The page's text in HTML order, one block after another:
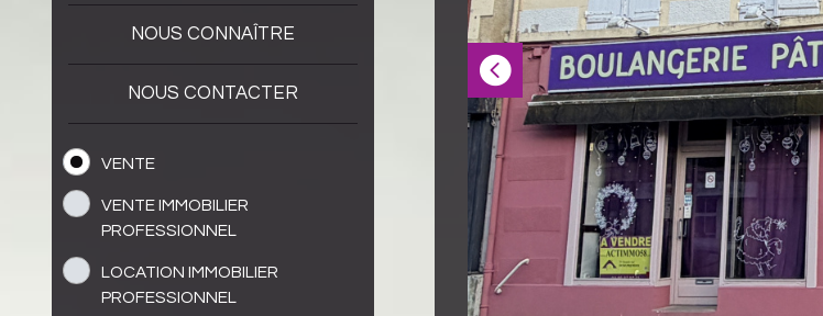
NOUS CONNAÎTRE
NOUS CONTACTER
VENTE
VENTE IMMOBILIER
PROFESSIONNEL
LOCATION IMMOBILIER
PROFESSIONNEL